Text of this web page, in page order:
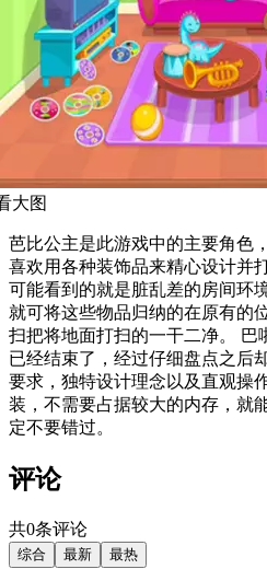
大图
芭比公主是此游戏中的主要角色
喜欢用各种装饰品来精心设计并
可能看到的就是脏乱差的房间环
就可将这些物品归纳的在原有的
扫把将地面打扫的一干二净。 巴啦啦小魔仙游戏大全的内容
已经结束了，经过仔细盘点之后
要求，独特设计理念以及直观操
装，不需要占据较大的内存，就
定不要错过。
评论
共0条评论
综合 最新 最热